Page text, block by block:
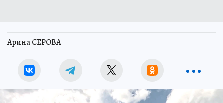
Арина СЕРОВА